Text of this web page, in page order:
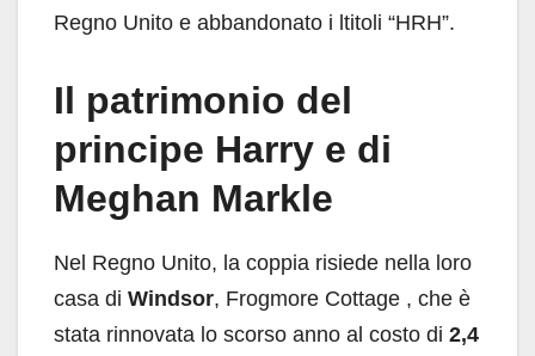
Regno Unito e abbandonato i ltitoli “HRH”.
Il patrimonio del
principe Harry e di
Meghan Markle
Nel Regno Unito, la coppia risiede nella loro
casa di Windsor, Frogmore Cottage , che è
stata rinnovata lo scorso anno al costo di 2,4